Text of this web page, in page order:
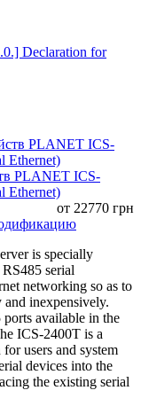
Declaration for
PLANET ICS-
Ethernet)
от 22770 грн
is specially
serial
networking so as to
inexpensively.
available in the
ICS-2400T is a
users and system
devices into the
the existing serial